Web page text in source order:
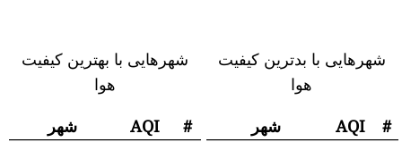
شهرهایی با بدترین کیفیت
هوا
#
AQI
شهر
شهرهایی با بهترین کیفیت
هوا
#
AQI
شهر